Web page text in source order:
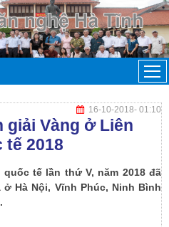
16-10-2018- 01:10
giải Vàng ở Liên
tế 2018
tế lần thứ V, năm 2018 đã
Hà Nội, Vĩnh Phúc, Ninh Bình